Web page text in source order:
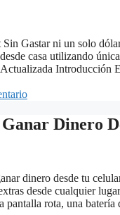
Gastar ni un solo
casa utilizando
Introducción
Ganar Dinero
dinero desde tu
desde cualquier
pantalla rota, una